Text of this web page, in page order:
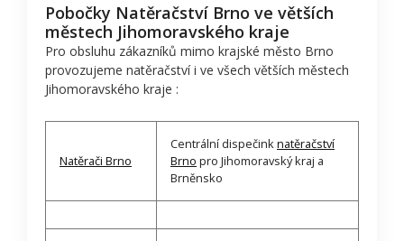
Pobočky Natěračství Brno ve větších
městech Jihomoravského kraje
Pro obsluhu zákazníků mimo krajské město Brno
provozujeme natěračství i ve všech větších městech
Jihomoravského kraje :
Natěrači Brno
Centrální dispečinknatěračství
Brno pro Jihomoravský kraj a
Brněnsko